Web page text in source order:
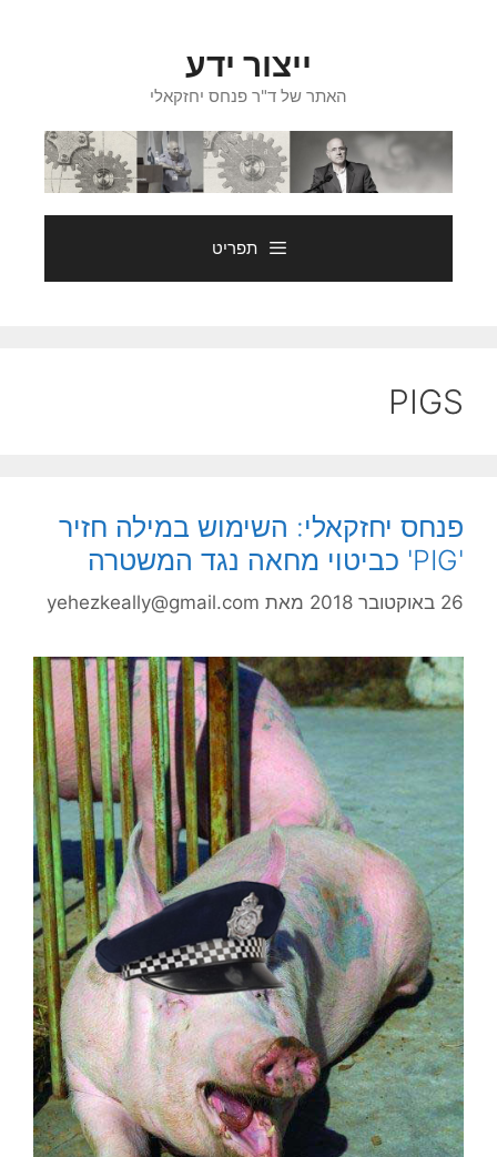
ייצור ידע
האתר של ד"ר פנחס יחזקאלי
תפריט
PIGS
פנחס יחזקאלי: השימוש במילה חזיר
'PIG' כביטוי מחאה נגד המשטרה
26 באוקטובר 2018 מאת yehezkeally@gmail.com